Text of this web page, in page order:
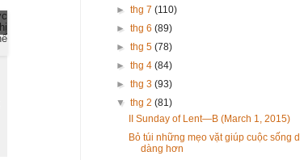
►thg 7(110)
►thg 6(89)
►thg 5(78)
►thg 4(84)
►thg 3(93)
▼thg 2(81)
II Sunday of Lent—B (March 1, 2015)
Bỏ túi những mẹo vặt giúp cuộc sống
dàng hơn